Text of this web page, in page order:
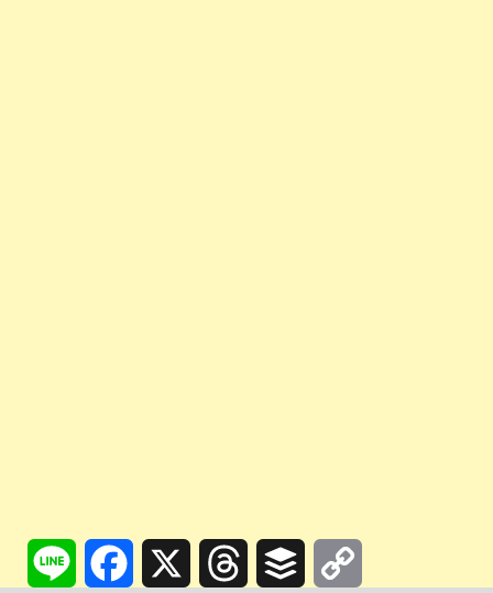
Line Facebook
X Threads Buffer